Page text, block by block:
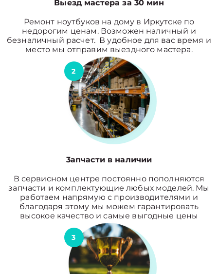
Выезд мастера за 30 мин
Ремонт ноутбуков на дому в Иркутске по
недорогим ценам. Возможен наличный и
безналичный расчет. В удобное для вас время и
место мы отправим выездного мастера.
2
3апчасти в наличии
В сервисном центре постоянно пополняются
запчасти и комплектующие любых моделей. Мы
работаем напрямую с производителями и
благодаря этому мы можем гарантировать
высокое качество и самые выгодные цены
3